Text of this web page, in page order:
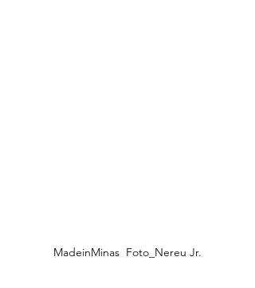
MadeinMinas  Foto_Nereu Jr.